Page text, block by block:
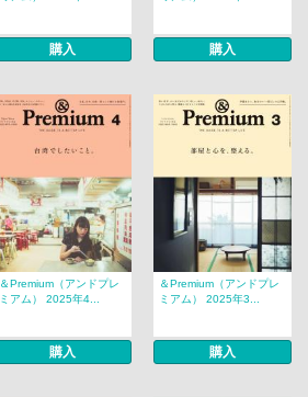
購入 購入
＆Premium（アンドプレ
ミアム） 2025年4...
購入
＆Premium（アンドプレ
ミアム） 2025年3...
購入